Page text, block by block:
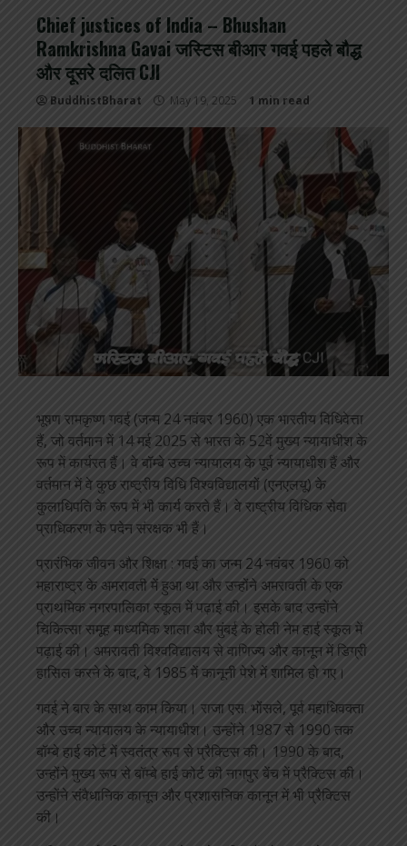
Chief justices of India – Bhushan
Ramkrishna Gavai जस्टिस बीआर गवई पहले बौद्ध
और दूसरे दलित CJI
BuddhistBharat May 19, 2025 1 min read
भूषण रामकृष्ण गवई (जन्म 24 नवंबर 1960) एक भारतीय विधिवेत्ता
हैं, जो वर्तमान में 14 मई 2025 से भारत के 52वें मुख्य न्यायाधीश के
रूप में कार्यरत हैं। वे बॉम्बे उच्च न्यायालय के पूर्व न्यायाधीश हैं और
वर्तमान में वे कुछ राष्ट्रीय विधि विश्वविद्यालयों (एनएलयू) के
कुलाधिपति के रूप में भी कार्य करते हैं। वे राष्ट्रीय विधिक सेवा
प्राधिकरण के पदेन संरक्षक भी हैं।
प्रारंभिक जीवन और शिक्षा : गवई का जन्म 24 नवंबर 1960 को
महाराष्ट्र के अमरावती में हुआ था और उन्होंने अमरावती के एक
प्राथमिक नगरपालिका स्कूल में पढ़ाई की। इसके बाद उन्होंने
चिकित्सा समूह माध्यमिक शाला और मुंबई के होली नेम हाई स्कूल में
पढ़ाई की। अमरावती विश्वविद्यालय से वाणिज्य और कानून में डिग्री
हासिल करने के बाद, वे 1985 में कानूनी पेशे में शामिल हो गए।
गवई ने बार के साथ काम किया। राजा एस. भोंसले, पूर्व महाधिवक्ता
और उच्च न्यायालय के न्यायाधीश। उन्होंने 1987 से 1990 तक
बॉम्बे हाई कोर्ट में स्वतंत्र रूप से प्रैक्टिस की। 1990 के बाद,
उन्होंने मुख्य रूप से बॉम्बे हाई कोर्ट की नागपुर बेंच में प्रैक्टिस की।
उन्होंने संवैधानिक कानून और प्रशासनिक कानून में भी प्रैक्टिस
की।